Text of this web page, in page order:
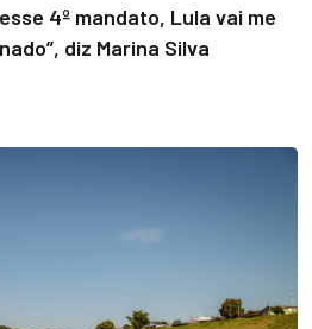
4º mandato, Lula vai me
diz Marina Silva